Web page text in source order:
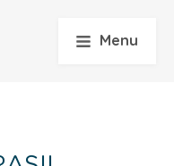
Menu